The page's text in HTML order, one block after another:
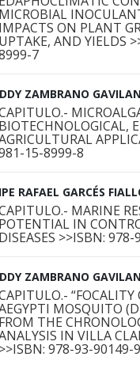
MICROBIAL
IMPACTS ON PLANT
UPTAKE, AND YIELDS
7
ZAMBRANO
BIOTECHNOLOGICAL,
15-8999-8
RAFAEL GARCÉS
MARINE
POTENTIAL IN
DISEASES >>ISBN:
ZAMBRANO
“FOCALITY
MOSQUITO
FROM THE
IN VILLA
>>ISBN: 978-93-90149-